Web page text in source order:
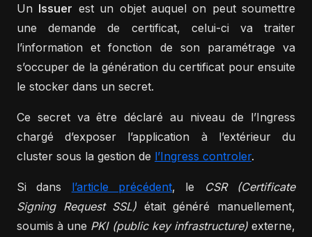
Un Issuer est un objet auquel on peut soumettre
une demande de certificat, celui-ci va traiter
l’information et fonction de son paramétrage va
s’occuper de la génération du certificat pour ensuite
le stocker dans un secret.
Ce secret va être déclaré au niveau de l’Ingress
chargé d’exposer l’application à l’extérieur du
cluster sous la gestion de l’Ingress controler.
Si dans l’article précédent, le
CSR (Certificate
Signing Request SSL) était généré manuellement,
soumis à une PKI (public key infrastructure)externe,